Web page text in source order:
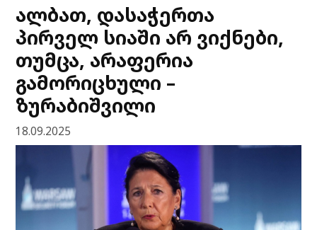
ალბათ, დასაჭერთა
პირველ სიაში არ ვიქნები,
თუმცა, არაფერია
გამორიცხული –
ზურაბიშვილი
18.09.2025